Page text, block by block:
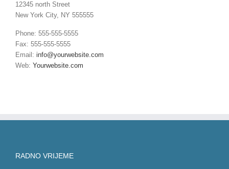
12345 north Street
New York City, NY 555555
Phone: 555-555-5555
Fax: 555-555-5555
Email: info@yourwebsite.com
Web: Yourwebsite.com
RADNO VRIJEME